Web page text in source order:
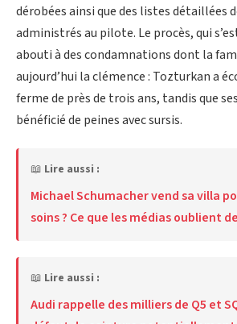
dérobées ainsi que des listes détaillées
administrés au pilote. Le procès, qui
abouti à des condamnations dont la
aujourd’hui la clémence : Tozturkan a
ferme de près de trois ans, tandis que
bénéficié de peines avec sursis.
📖 Lire aussi :
Michael Schumacher vend sa villa
soins ? Ce que les médias oublient
📖 Lire aussi :
Audi rappelle des milliers de Q5 et